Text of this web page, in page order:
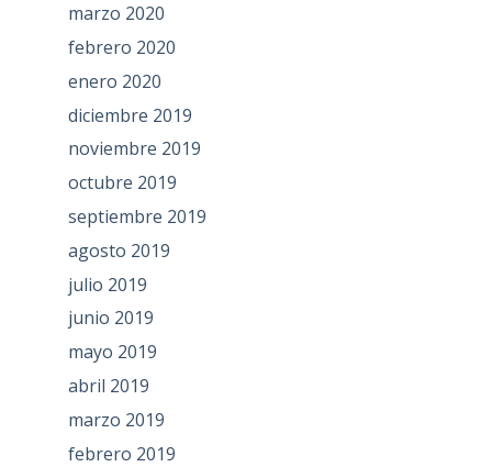
marzo 2020
febrero 2020
enero 2020
diciembre 2019
noviembre 2019
octubre 2019
septiembre 2019
agosto 2019
julio 2019
junio 2019
mayo 2019
abril 2019
marzo 2019
febrero 2019